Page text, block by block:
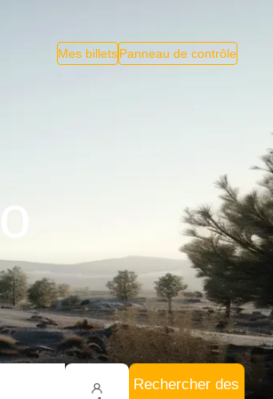
Mes billetsPanneau de contrôle
Rechercher des